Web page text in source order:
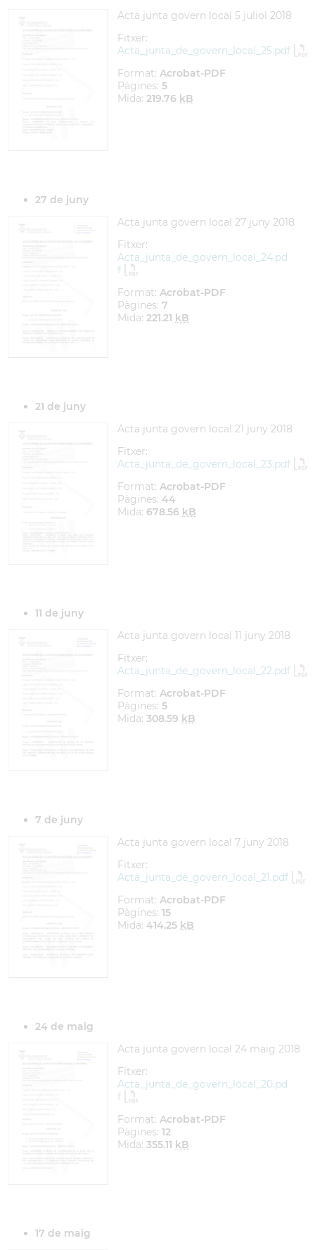
Acta junta govern local 5 juliol 2018
Fitxer:
Acta_junta_de_govern_local_25.pdf
Format: Acrobat-PDF
Pàgines: 5
Mida: 219.76 kB
27 de juny
Acta junta govern local 27 juny 2018
Fitxer:
Acta_junta_de_govern_local_24.pd
f
Format: Acrobat-PDF
Pàgines: 7
Mida: 221.21 kB
21 de juny
Acta junta govern local 21 juny 2018
Fitxer:
Acta_junta_de_govern_local_23.pdf
Format: Acrobat-PDF
Pàgines: 44
Mida: 678.56 kB
11 de juny
Acta junta govern local 11 juny 2018
Fitxer:
Acta_junta_de_govern_local_22.pdf
Format: Acrobat-PDF
Pàgines: 5
Mida: 308.59 kB
7 de juny
Acta junta govern local 7 juny 2018
Fitxer:
Acta_junta_de_govern_local_21.pdf
Format: Acrobat-PDF
Pàgines: 15
Mida: 414.25 kB
24 de maig
Acta junta govern local 24 maig 2018
Fitxer:
Acta_junta_de_govern_local_20.pd
f
Format: Acrobat-PDF
Pàgines: 12
Mida: 355.11 kB
17 de maig